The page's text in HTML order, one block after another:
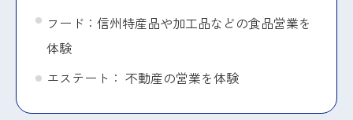
フード：信州特産品や加工品などの食品営業を
体験
エステート： 不動産の営業を体験